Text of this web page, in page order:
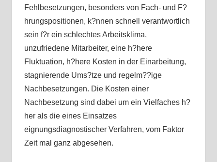
Fehlbesetzungen, besonders von Fach- und F?
hrungspositionen, k?nnen schnell verantwortlich
sein f?r ein schlechtes Arbeitsklima,
unzufriedene Mitarbeiter, eine h?here
Fluktuation, h?here Kosten in der Einarbeitung,
stagnierende Ums?tze und regelm??ige
Nachbesetzungen. Die Kosten einer
Nachbesetzung sind dabei um ein Vielfaches h?
her als die eines Einsatzes
eignungsdiagnostischer Verfahren, vom Faktor
Zeit mal ganz abgesehen.